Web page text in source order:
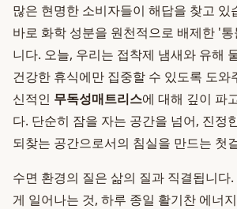
많은 현명한 소비자들이 해답을 찾고 있
바로 화학 성분을 원천적으로 배제한 '
니다. 오늘, 우리는 접착제 냄새와 유해
건강한 휴식에만 집중할 수 있도록 도와
신적인 무독성매트리스에 대해 깊이 파
다. 단순히 잠을 자는 공간을 넘어, 진정
되찾는 공간으로서의 침실을 만드는 첫
수면 환경의 질은 삶의 질과 직결됩니다
게 일어나는 것, 하루 종일 활기찬 에너